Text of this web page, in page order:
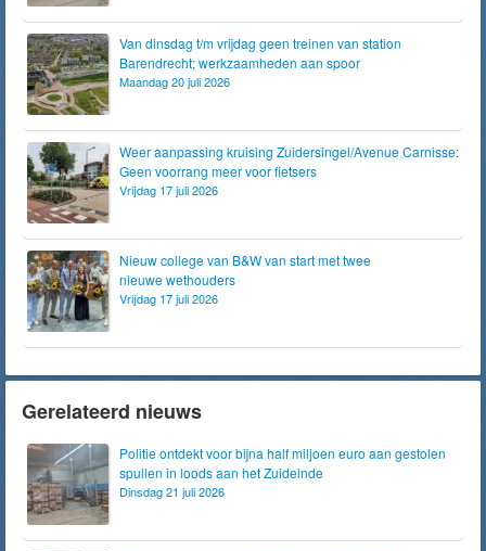
Van dinsdag t/m vrijdag geen treinen van station
Barendrecht; werkzaamheden aan spoor
Maandag 20 juli 2026
Weer aanpassing kruising Zuidersingel/Avenue Carnisse:
Geen voorrang meer voor fietsers
Vrijdag 17 juli 2026
Nieuw college van B&W van start met twee
nieuwe wethouders
Vrijdag 17 juli 2026
Gerelateerd nieuws
Politie ontdekt voor bijna half miljoen euro aan gestolen
spullen in loods aan het Zuideinde
Dinsdag 21 juli 2026